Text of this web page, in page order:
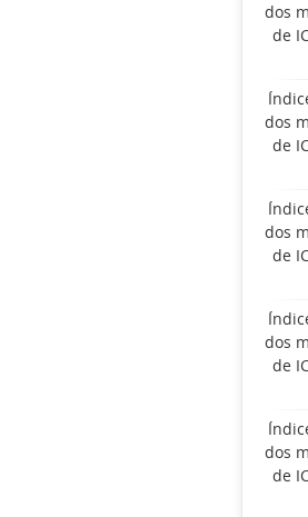
dos
de
dos
de
dos
de
dos
de
dos
de